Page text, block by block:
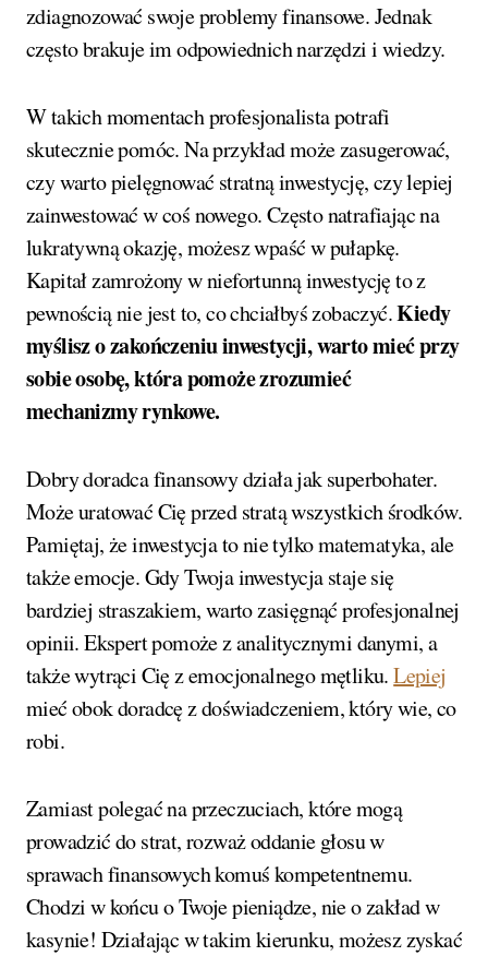
zdiagnozować swoje problemy finansowe. Jednak
często brakuje im odpowiednich narzędzi i wiedzy.
W takich momentach profesjonalista potrafi
skutecznie pomóc. Na przykład może zasugerować,
czy warto pielęgnować stratną inwestycję, czy lepiej
zainwestować w coś nowego. Często natrafiając na
lukratywną okazję, możesz wpaść w pułapkę.
Kapitał zamrożony w niefortunną inwestycję to z
pewnością nie jest to, co chciałbyś zobaczyć.Kiedy
myślisz o zakończeniu inwestycji, warto mieć przy
sobie osobę, która pomoże zrozumieć
mechanizmy rynkowe.
Dobry doradca finansowy działa jak superbohater.
Może uratować Cię przed stratą wszystkich środków.
Pamiętaj, że inwestycja to nie tylko matematyka, ale
także emocje. Gdy Twoja inwestycja staje się
bardziej straszakiem, warto zasięgnąć profesjonalnej
opinii. Ekspert pomoże z analitycznymi danymi, a
także wytrąci Cię z emocjonalnego mętliku.Lepiej
mieć obok doradcę z doświadczeniem, który wie, co
robi.
Zamiast polegać na przeczuciach, które mogą
prowadzić do strat, rozważ oddanie głosu w
sprawach finansowych komuś kompetentnemu.
Chodzi w końcu o Twoje pieniądze, nie o zakład w
kasynie! Działając w takim kierunku, możesz zyskać